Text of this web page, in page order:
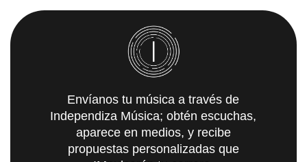
Envíanos tu música a través de
Independiza Música; obtén escuchas,
aparece en medios, y recibe
propuestas personalizadas que